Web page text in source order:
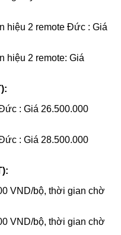
hiệu 2 remote Đức : Giá
hiệu 2 remote: Giá
: Giá 26.500.000
: Giá 28.500.000
VND/bộ, thời gian chờ
VND/bộ, thời gian chờ